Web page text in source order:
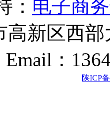
： 电子商
高新区西
Email：
陕ICP